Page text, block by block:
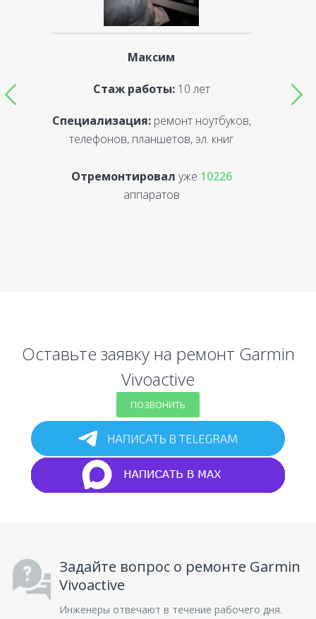
Максим
Стаж работы:10 лет
Специализация:ремонт ноутбуков,
телефонов, планшетов, эл. книг
Отремонтировал уже 10226
аппаратов
Оставьте заявку на ремонт Garmin
Vivoactive
ПОЗВОНИТЬ
Задайте вопрос о ремонте Garmin
Vivoactive
Инженеры отвечают в течение рабочего дня.